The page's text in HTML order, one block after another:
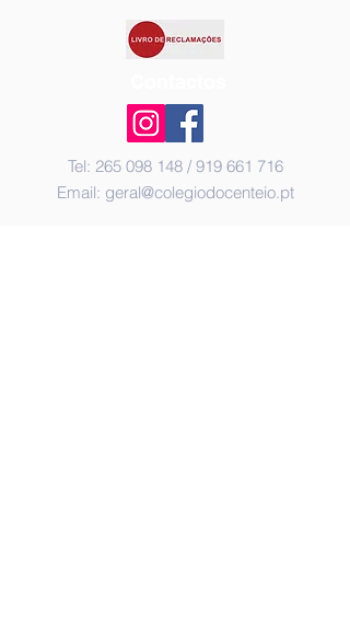
Tel: 265 098 148/ 919 661 716
Email: geral@colegiodocenteio.pt